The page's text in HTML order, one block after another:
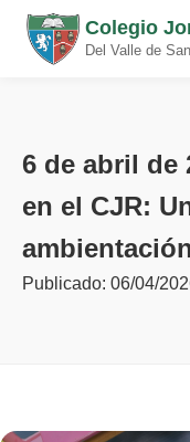
Colegio
Del Valle de
6 de abril de
en el CJR:
Publicado: 06/04/